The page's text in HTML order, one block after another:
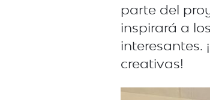
parte del
inspirará a
interesantes.
creativas!